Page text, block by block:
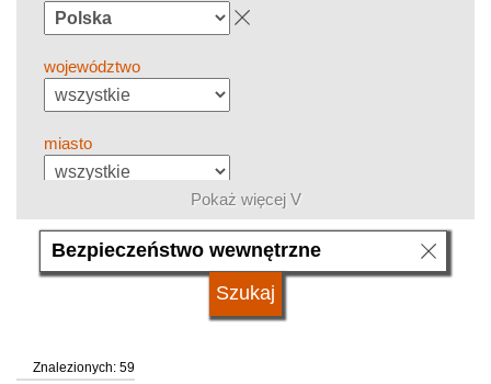
województwo
miasto
grupa kierunków
system studiów
Pokaż więcej V
Znalezionych: 59